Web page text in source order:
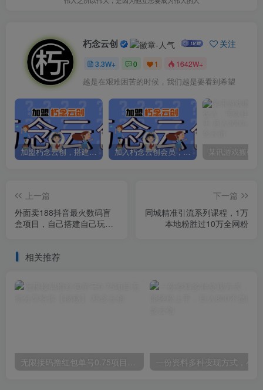
朽念云创 关注
3.3W+ 0 1 1642W+
越是在艰难困苦的时候，我们越是要看到希望
加盟朽念云创，搭建同款项目资源站，实现日入2000+ 加入朽念云创会员，全站资源免费学习。
上一篇
外面卖188抖音最火数码盲
盒项目，自己搭建自己玩
下一篇
同城精准引流系列课程，1万
本地粉胜过10万全网粉
相关推荐
无限接码撸红包单号0.75项目无偿分享给你【揭秘】